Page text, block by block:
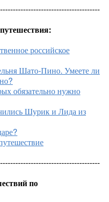
российское
Шато-Пино. Умеете ли
обязательно нужно
Шурик и Лида из
по